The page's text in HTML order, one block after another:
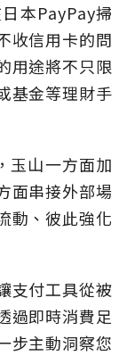
本PayPay掃
收信用卡的問
用途將不只限
基金等理財手
玉山一方面加
面串接外部場
動、彼此強化
支付工具從被
過即時消費足
步主動洞察您